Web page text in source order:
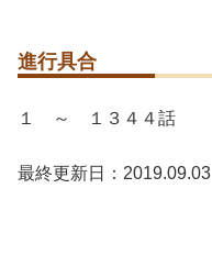
進行具合
１ ～ １３４４話
最終更新日：2019.09.03